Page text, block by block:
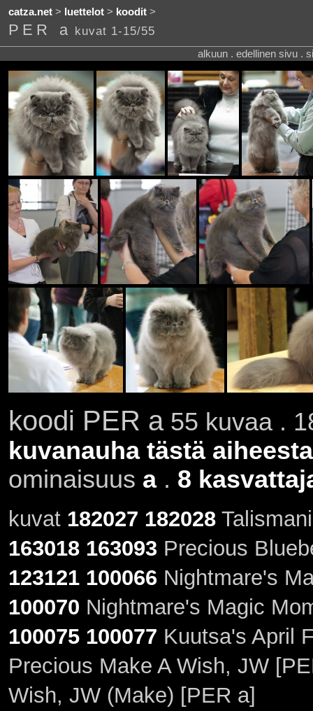
catza.net> luettelot> koodit>
PER a kuvat 1-15/55
alkuun . edellinen sivu .
koodi PER a55 kuvaa .
kuvanauha tästä aiheesta
ominaisuus a. 8
kuvat 182027 182028
163018 163093Precious
123121 100066Nightmare's
100070 Nightmare's Magic
100075 100077 Kuutsa's April
Precious Make A Wish, JW
Wish, JW (Make) [PER a]